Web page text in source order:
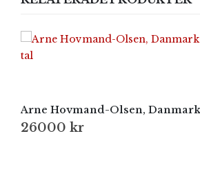
26000 kr